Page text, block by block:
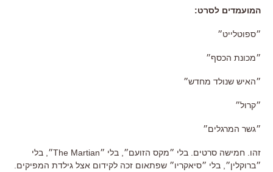
המועמדים לסרט:
״ספוטלייט״
״מכונת הכסף״
״האיש שנולד מחדש״
״קרול״
״גשר המרגלים״
זהו. חמישה סרטים. בלי ״מקס הזועם״, בלי ״The Martian״, בלי
״ברוקלין״, בלי ״סיאקריו״ שפתאום זכה לקידום אצל גילדת המפיקים.